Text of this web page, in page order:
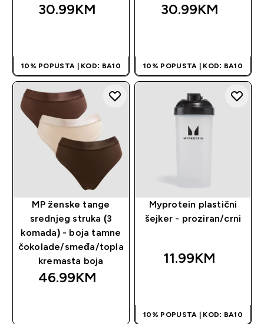
30.99KM‎
10% POPUSTA | KOD: BA10
30.99KM‎
10% POPUSTA | KOD: BA10
MP ženske tange
srednjeg struka (3
komada) - boja tamne
čokolade/smeđa/topla
kremasta boja
46.99KM‎
Myprotein plastični
šejker - proziran/crni
11.99KM‎
10% POPUSTA | KOD: BA10